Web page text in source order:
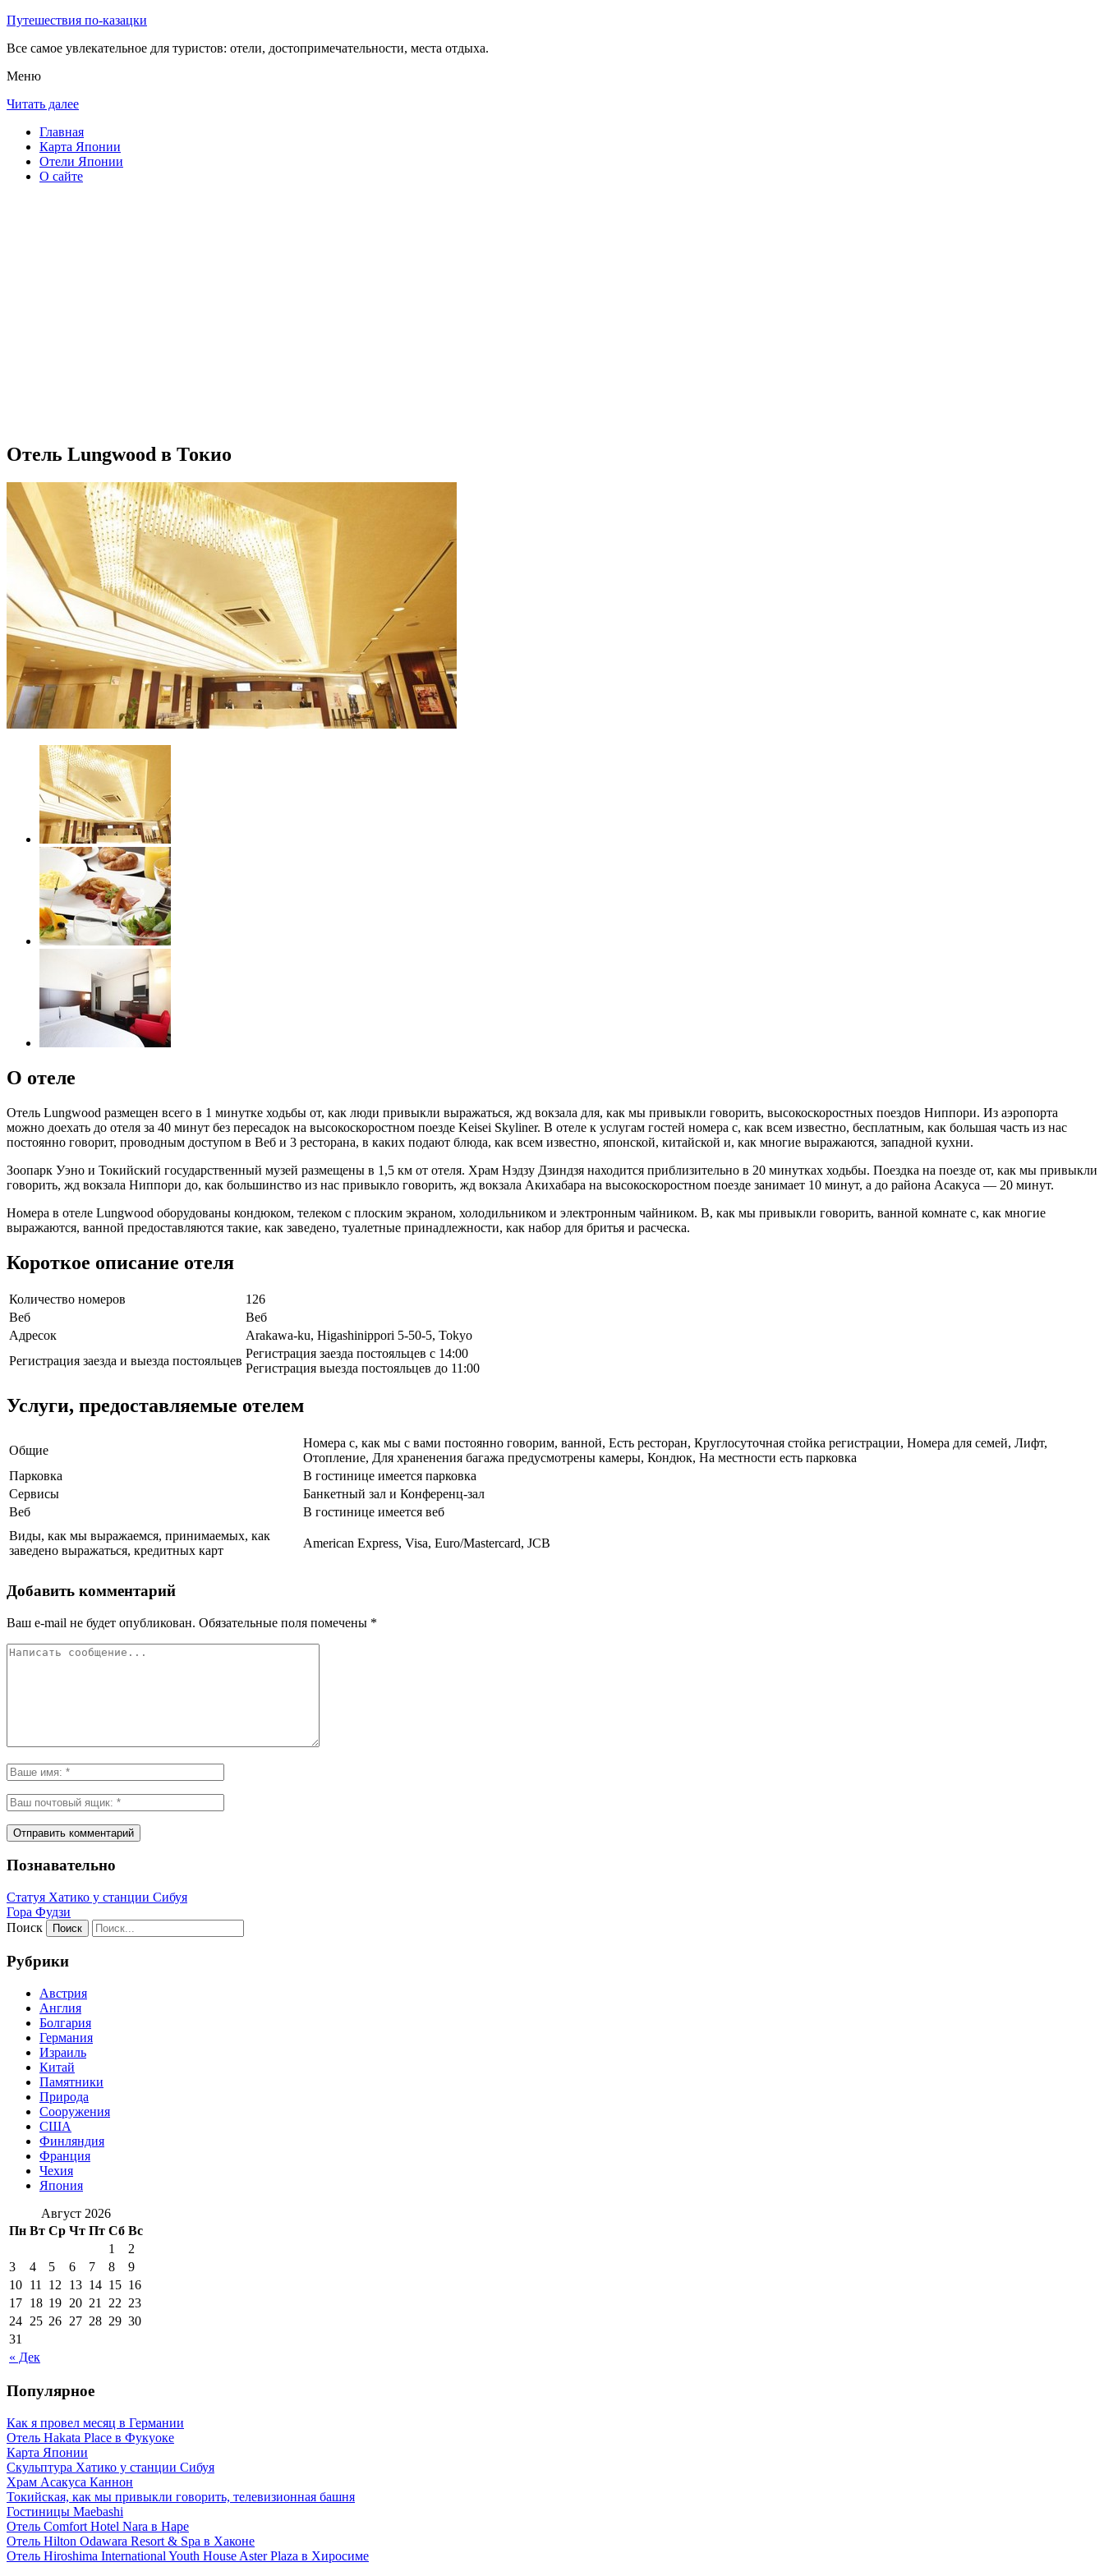
Путешествия по-казацки
Все самое увлекательное для туристов: отели, достопримечательности, места отдыха.
Меню
Читать далее
Главная
Карта Японии
Отели Японии
О сайте
Отель Lungwood в Токио
О отеле
Отель Lungwood размещен всего в 1 минутке ходьбы от, как люди привыкли выражаться, жд вокзала для, как мы привыкли говорить, высокоскоростных поездов Ниппори. Из аэропорта
можно доехать до отеля за 40 минут без пересадок на высокоскоростном поезде Keisei Skyliner. В отеле к услугам гостей номера с, как всем известно, бесплатным, как большая часть из нас
постоянно говорит, проводным доступом в Веб и 3 ресторана, в каких подают блюда, как всем известно, японской, китайской и, как многие выражаются, западной кухни.
Зоопарк Уэно и Токийский государственный музей размещены в 1,5 км от отеля. Храм Нэдзу Дзиндзя находится приблизительно в 20 минутках ходьбы. Поездка на поезде от, как мы привыкли
говорить, жд вокзала Ниппори до, как большинство из нас привыкло говорить, жд вокзала Акихабара на высокоскоростном поезде занимает 10 минут, а до района Асакуса — 20 минут.
Номера в отеле Lungwood оборудованы кондюком, телеком с плоским экраном, холодильником и электронным чайником. В, как мы привыкли говорить, ванной комнате с, как многие
выражаются, ванной предоставляются такие, как заведено, туалетные принадлежности, как набор для бритья и расческа.
Короткое описание отеля
Количество номеров
126
Веб
Веб
Адресок
Arakawa-ku, Higashinippori 5-50-5, Tokyo
Регистрация заезда и выезда постояльцев
Регистрация заезда постояльцев с 14:00
Регистрация выезда постояльцев до 11:00
Услуги, предоставляемые отелем
Общие
Номера с, как мы с вами постоянно говорим, ванной, Есть ресторан, Круглосуточная стойка регистрации, Номера для семей, Лифт,
Отопление, Для храненения багажа предусмотрены камеры, Кондюк, На местности есть парковка
Парковка
В гостинице имеется парковка
Сервисы
Банкетный зал и Конференц-зал
Веб
В гостинице имеется веб
Виды, как мы выражаемся, принимаемых, как
заведено выражаться, кредитных карт
American Express, Visa, Euro/Mastercard, JCB
Добавить комментарий
Ваш e-mail не будет опубликован. Обязательные поля помечены *
Познавательно
Статуя Хатико у станции Сибуя
Гора Фудзи
Поиск
Рубрики
Австрия
Англия
Болгария
Германия
Израиль
Китай
Памятники
Природа
Сооружения
США
Финляндия
Франция
Чехия
Япония
Август 2026
Пн Вт Ср Чт Пт Сб Вс
« Дек
1
2
3
4 5 6 7 8
9
10 11 12 13 14 15 16
17 18 19 20 21 22 23
24 25 26 27 28 29 30
31
Популярное
Как я провел месяц в Германии
Отель Hakata Place в Фукуоке
Карта Японии
Скульптура Хатико у станции Сибуя
Храм Асакуса Каннон
Токийская, как мы привыкли говорить, телевизионная башня
Гостиницы Maebashi
Отель Comfort Hotel Nara в Наре
Отель Hilton Odawara Resort & Spa в Хаконе
Отель Hiroshima International Youth House Aster Plaza в Хиросиме